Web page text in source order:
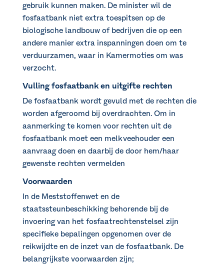
gebruik kunnen maken. De minister wil de
fosfaatbank niet extra toespitsen op de
biologische landbouw of bedrijven die op een
andere manier extra inspanningen doen om te
verduurzamen, waar in Kamermoties om was
verzocht.
Vulling fosfaatbank en uitgifte rechten
De fosfaatbank wordt gevuld met de rechten die
worden afgeroomd bij overdrachten. Om in
aanmerking te komen voor rechten uit de
fosfaatbank moet een melkveehouder een
aanvraag doen en daarbij de door hem/haar
gewenste rechten vermelden
Voorwaarden
In de Meststoffenwet en de
staatssteunbeschikking behorende bij de
invoering van het fosfaatrechtenstelsel zijn
specifieke bepalingen opgenomen over de
reikwijdte en de inzet van de fosfaatbank. De
belangrijkste voorwaarden zijn;